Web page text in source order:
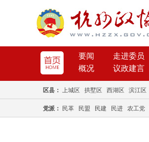
要闻 走进委员
概况
议政建言
区县： 上城区 拱墅区 西湖区 滨江区
党派： 民革 民盟 民建 民进 农工党